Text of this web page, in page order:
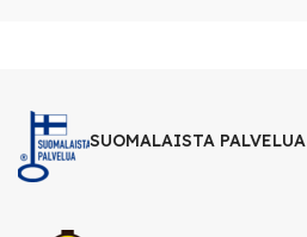
SUOMALAISTA PALVELUA